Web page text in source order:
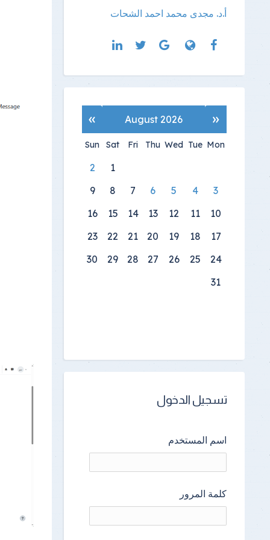
أ.د. مجدى محمد احمد الشحات
«
August 2026
»
Mon
Tue
Wed
Thu
Fri
Sat
Sun
1
2
3
4
5
6
7
8
9
10
11
12
13
14
15
16
17
18
19
20
21
22
23
24
25
26
27
28
29
30
31
تسجيل الدخول
اسم المستخدم
كلمة المرور